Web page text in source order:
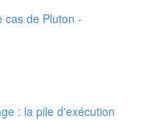
cas de Pluton -
: la pile d'exécution